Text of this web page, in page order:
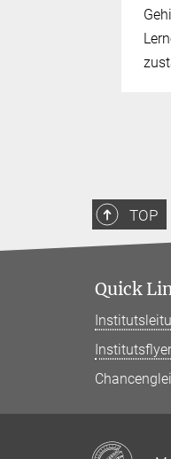
TOP
Quick
Institutsflyer